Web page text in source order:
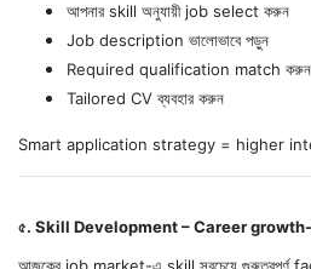
আপনার skill অনুযায়ী job select করুন
Job description ভালোভাবে পড়ুন
Required qualification match করুন
Tailored CV ব্যবহার করুন
Smart application strategy = higher
৫. Skill Development – Career growth-এর